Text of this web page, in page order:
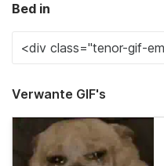
Bed in
Verwante GIF's